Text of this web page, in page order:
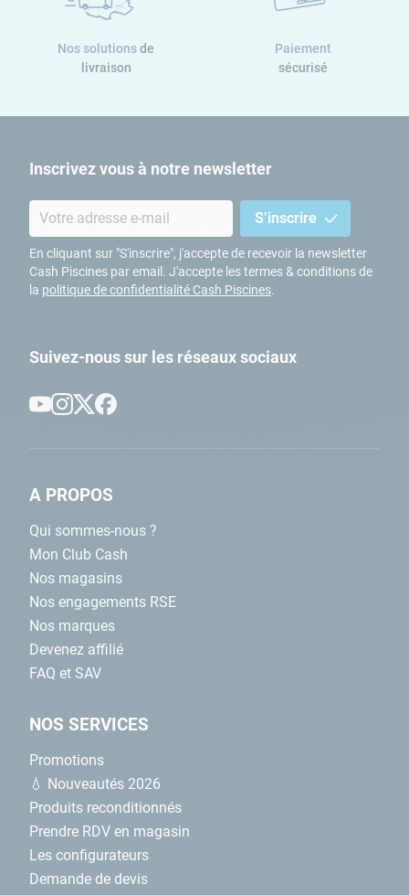
Nos solutionsde
livraison
Paiement
sécurisé
Inscrivez vous à notre newsletter
S’inscrire
En cliquant sur "S'inscrire", j'accepte de recevoir la newsletter
Cash Piscines par email. J'accepte les termes & conditions de
la politique de confidentialité Cash Piscines.
Suivez-nous sur les réseaux sociaux
A PROPOS
Qui sommes-nous ?
Mon Club Cash
Nos magasins
Nos engagements RSE
Nos marques
Devenez affilié
FAQ et SAV
NOS SERVICES
Promotions
💧 Nouveautés 2026
Produits reconditionnés
Prendre RDV en magasin
Les configurateurs
Demande de devis